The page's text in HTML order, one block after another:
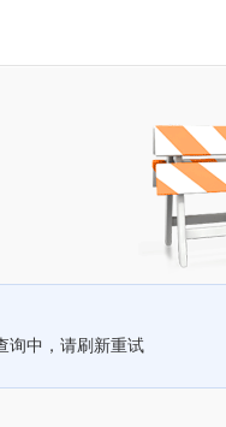
询中，请刷新重试